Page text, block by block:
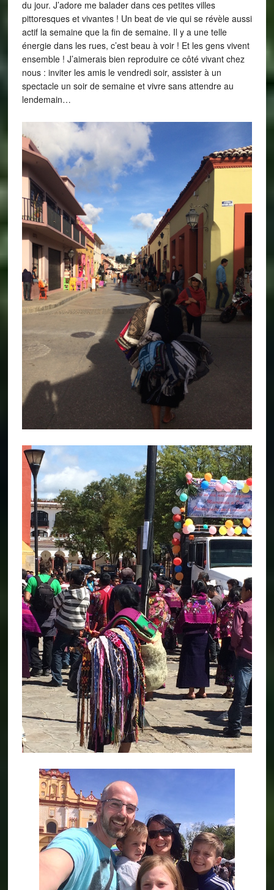
du jour. J’adore me balader dans ces petites villes
pittoresques et vivantes ! Un beat de vie qui se révèle aussi
actif la semaine que la fin de semaine. Il y a une telle
énergie dans les rues, c’est beau à voir ! Et les gens vivent
ensemble ! J’aimerais bien reproduire ce côté vivant chez
nous : inviter les amis le vendredi soir, assister à un
spectacle un soir de semaine et vivre sans attendre au
lendemain…